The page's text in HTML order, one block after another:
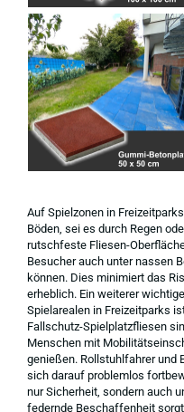
Auf Spielzonen in
Böden, sei es durch Regen
rutschfeste Fliesen-
Besucher auch unter nassen
können. Dies minimiert das
erheblich. Ein weiterer
Spielarealen in Freizeitparks
Fallschutz-Spielplatzfliesen
Menschen mit
genießen. Rollstuhlfahrer und
sich darauf problemlos
nur Sicherheit, sondern auch
federnde Beschaffenheit